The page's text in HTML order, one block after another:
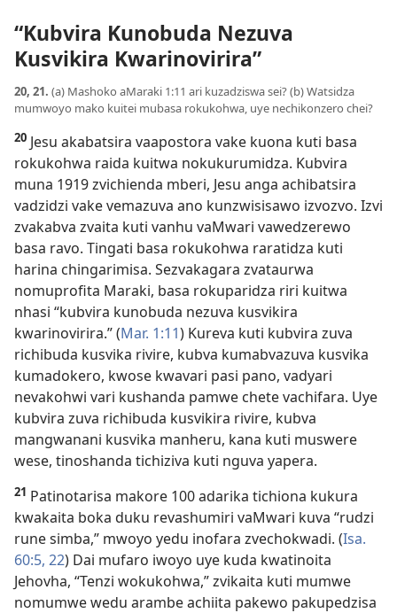
“Kubvira Kunobuda Nezuva
Kusvikira Kwarinovirira”
20, 21. (a) Mashoko aMaraki 1:11 ari kuzadziswa sei? (b) Watsidza
mumwoyo mako kuitei mubasa rokukohwa, uye nechikonzero chei?
20 Jesu akabatsira vaapostora vake kuona kuti basa
rokukohwa raida kuitwa nokukurumidza. Kubvira
muna 1919 zvichienda mberi, Jesu anga achibatsira
vadzidzi vake vemazuva ano kunzwisisawo izvozvo. Izvi
zvakabva zvaita kuti vanhu vaMwari vawedzerewo
basa ravo. Tingati basa rokukohwa raratidza kuti
harina chingarimisa. Sezvakagara zvataurwa
nomuprofita Maraki, basa rokuparidza riri kuitwa
nhasi “kubvira kunobuda nezuva kusvikira
kwarinovirira.” (Mar. 1:11) Kureva kuti kubvira zuva
richibuda kusvika rivire, kubva kumabvazuva kusvika
kumadokero, kwose kwavari pasi pano, vadyari
nevakohwi vari kushanda pamwe chete vachifara. Uye
kubvira zuva richibuda kusvikira rivire, kubva
mangwanani kusvika manheru, kana kuti muswere
wese, tinoshanda tichiziva kuti nguva yapera.
21 Patinotarisa makore 100 adarika tichiona kukura
kwakaita boka duku revashumiri vaMwari kuva “rudzi
rune simba,” mwoyo yedu inofara zvechokwadi. (Isa.
60:5, 22) Dai mufaro iwoyo uye kuda kwatinoita
Jehovha, “Tenzi wokukohwa,” zvikaita kuti mumwe
nomumwe wedu arambe achiita pakewo pakupedzisa